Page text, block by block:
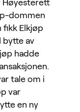
dommen
fikk Elkjøp
bytte av
hadde
tale om i
var
en ny